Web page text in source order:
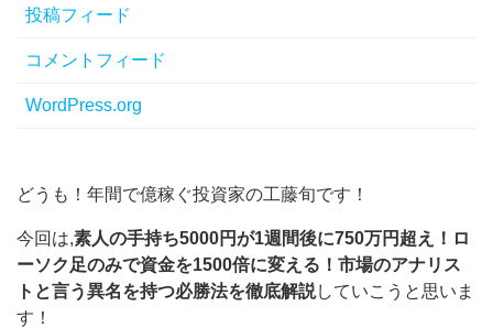
投稿フィード
コメントフィード
WordPress.org
どうも！年間で億稼ぐ投資家の工藤旬です！
今回は,素人の手持ち5000円が1週間後に750万円超え！ロ
ーソク足のみで資金を1500倍に変える！市場のアナリス
トと言う異名を持つ必勝法を徹底解説していこうと思いま
す！